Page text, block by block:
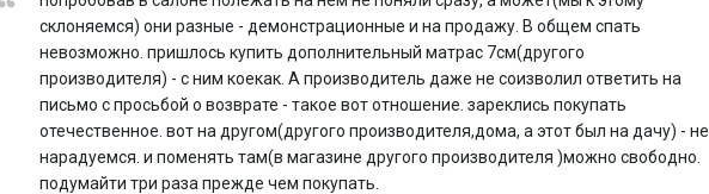
склоняемся) они разные - демонстрационные и на продажу. В общем спать
невозможно. пришлось купить дополнительный матрас 7см(другого
производителя) - с ним коекак. А производитель даже не соизволил ответить на
письмо с просьбой о возврате - такое вот отношение. зареклись покупать
отечественное. вот на другом(другого производителя,дома, а этот был на дачу) - не
нарадуемся. и поменять там(в магазине другого производителя )можно свободно.
подумайти три раза прежде чем покупать.